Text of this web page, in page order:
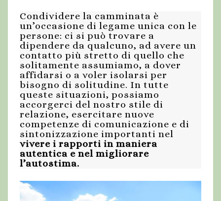
Condividere la camminata è
un’occasione di legame unica con le
persone: ci si può trovare a
dipendere da qualcuno, ad avere un
contatto più stretto di quello che
solitamente assumiamo, a dover
affidarsi o a voler isolarsi per
bisogno di solitudine. In tutte
queste situazioni, possiamo
accorgerci del nostro stile di
relazione, esercitare nuove
competenze di comunicazione e di
sintonizzazione importanti nel
vivere i rapporti in maniera
autentica e nel migliorare
l’autostima.